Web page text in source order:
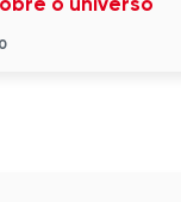
o universo